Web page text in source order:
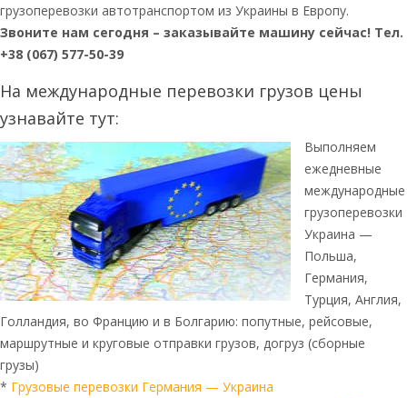
грузоперевозки автотранспортом из Украины в Европу.
Звоните нам сегодня – заказывайте машину сейчас! Тел.
+38 (067) 577-50-39
На международные перевозки грузов цены
узнавайте тут:
Выполняем
ежедневные
международные
грузоперевозки
Украина —
Польша,
Германия,
Турция, Англия,
Голландия, во Францию и в Болгарию: попутные, рейсовые,
маршрутные и круговые отправки грузов, догруз (сборные
грузы)
* Грузовые перевозки Германия — Украина